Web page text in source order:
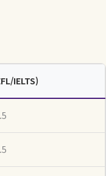
IELTS)